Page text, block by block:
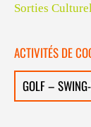
Sorties
ACTIVITÉS DE
GOLF –